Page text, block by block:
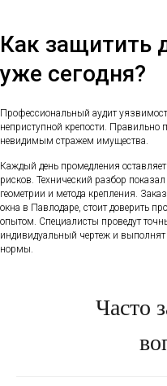
Как защитить
уже сегодня?
Профессиональный аудит
неприступной крепости. Правильно
невидимым стражем имущества.
Каждый день промедления
рисков. Технический разбор
геометрии и метода крепления.
окна в Павлодаре, стоит доверить
опытом. Специалисты проведут
индивидуальный чертеж и
нормы.
Часто